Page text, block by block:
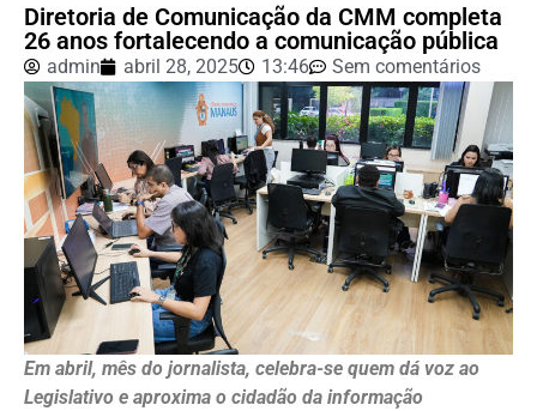
Diretoria de Comunicação da CMM completa
26 anos fortalecendo a comunicação pública
admin abril 28, 2025 13:46 Sem comentários
Em abril, mês do jornalista, celebra-se quem dá voz ao
Legislativo e aproxima o cidadão da informação